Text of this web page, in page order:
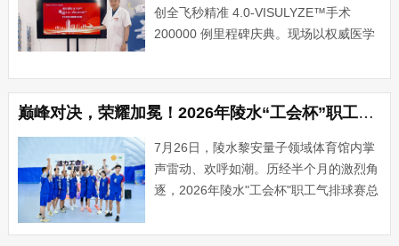
创全飞秒精准 4.0-VISULYZE™手术
200000 例里程碑庆典。现场以权威医学
形式，全方位解析当下近视屈光矫正前沿
技术迭代成果，直观展现新一代全飞秒手
术在临···...
​巅峰对决，荣耀加冕！2026年陵水“工会杯”职工气排球赛圆满收官！
7月26日，陵水黎安量子领域体育馆内掌
声雷动、欢呼如潮。历经半个月的激烈角
逐，2026年陵水"工会杯"职工气排球赛总
鏖战杀出重围的英州镇工会联合会代表队